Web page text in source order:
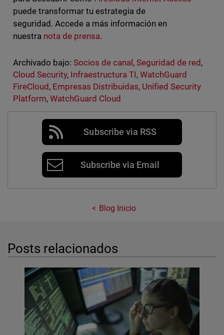
puede transformar tu estrategia de
seguridad. Accede a más información en
nuestra nota de prensa.
Archivado bajo: Socios de canal ,Seguridad de red ,
Cloud Security, Infraestructura TI,WatchGuard
FireCloud , Empresas Distribuidas, Unified Security
Platform, WatchGuard Cloud
Subscribe via RSS
Subscribe via Email
Blog Inicio
Posts relacionados